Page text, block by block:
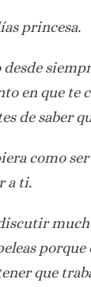
princesa.
desde
en que te
de saber
como ser
a ti.
porque
que